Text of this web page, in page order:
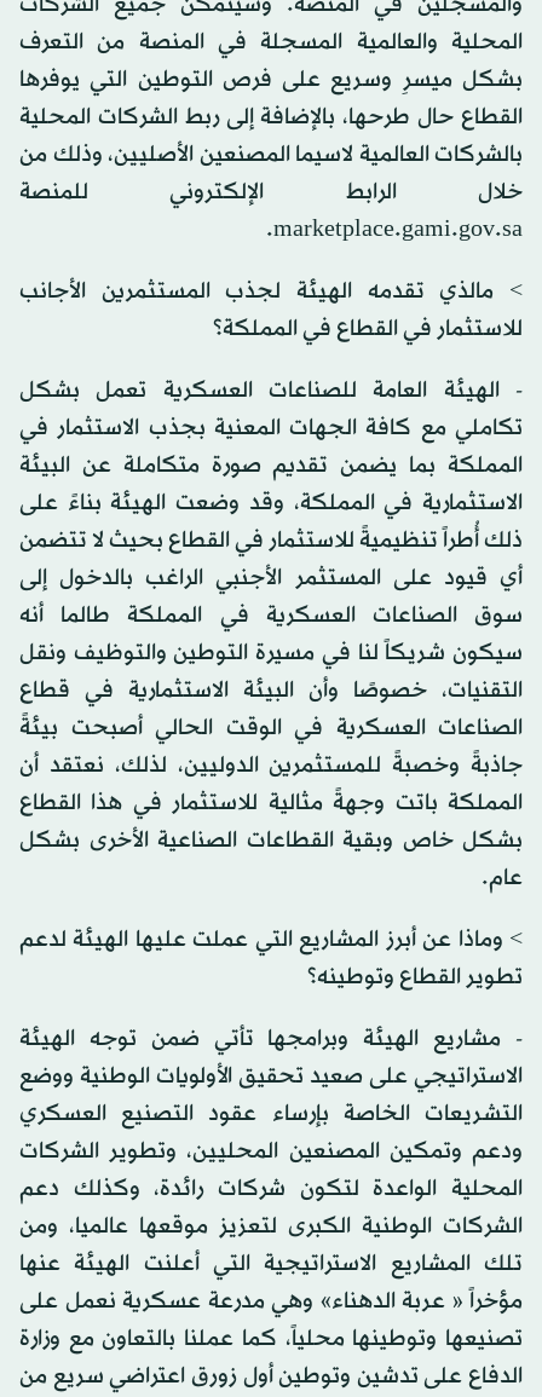
المحلية والعالمية المسجلة في المنصة من التعرف
بشكل ميسرِ وسريع على فرص التوطين التي يوفرها
القطاع حال طرحها، بالإضافة إلى ربط الشركات المحلية
بالشركات العالمية لاسيما المصنعين الأصليين، وذلك من
خلال الرابط الإلكتروني للمنصة
marketplace.gami.gov.sa.
> مالذي تقدمه الهيئة لجذب المستثمرين الأجانب
للاستثمار في القطاع في المملكة؟
- الهيئة العامة للصناعات العسكرية تعمل بشكل
تكاملي مع كافة الجهات المعنية بجذب الاستثمار في
المملكة بما يضمن تقديم صورة متكاملة عن البيئة
الاستثمارية في المملكة، وقد وضعت الهيئة بناءً على
ذلك أُطراً تنظيميةً للاستثمار في القطاع بحيث لا تتضمن
أي قيود على المستثمر الأجنبي الراغب بالدخول إلى
سوق الصناعات العسكرية في المملكة طالما أنه
سيكون شريكاً لنا في مسيرة التوطين والتوظيف ونقل
التقنيات، خصوصًا وأن البيئة الاستثمارية في قطاع
الصناعات العسكرية في الوقت الحالي أصبحت بيئةً
جاذبةً وخصبةً للمستثمرين الدوليين، لذلك، نعتقد أن
المملكة باتت وجهةً مثالية للاستثمار في هذا القطاع
بشكل خاص وبقية القطاعات الصناعية الأخرى بشكل
عام.
> وماذا عن أبرز المشاريع التي عملت عليها الهيئة لدعم
تطوير القطاع وتوطينه؟
- مشاريع الهيئة وبرامجها تأتي ضمن توجه الهيئة
الاستراتيجي على صعيد تحقيق الأولويات الوطنية ووضع
التشريعات الخاصة بإرساء عقود التصنيع العسكري
ودعم وتمكين المصنعين المحليين، وتطوير الشركات
المحلية الواعدة لتكون شركات رائدة، وكذلك دعم
الشركات الوطنية الكبرى لتعزيز موقعها عالميا، ومن
تلك المشاريع الاستراتيجية التي أعلنت الهيئة عنها
مؤخراً « عربة الدهناء» وهي مدرعة عسكرية نعمل على
تصنيعها وتوطينها محلياً، كما عملنا بالتعاون مع وزارة
الدفاع على تدشين وتوطين أول زورق اعتراضي سريع من